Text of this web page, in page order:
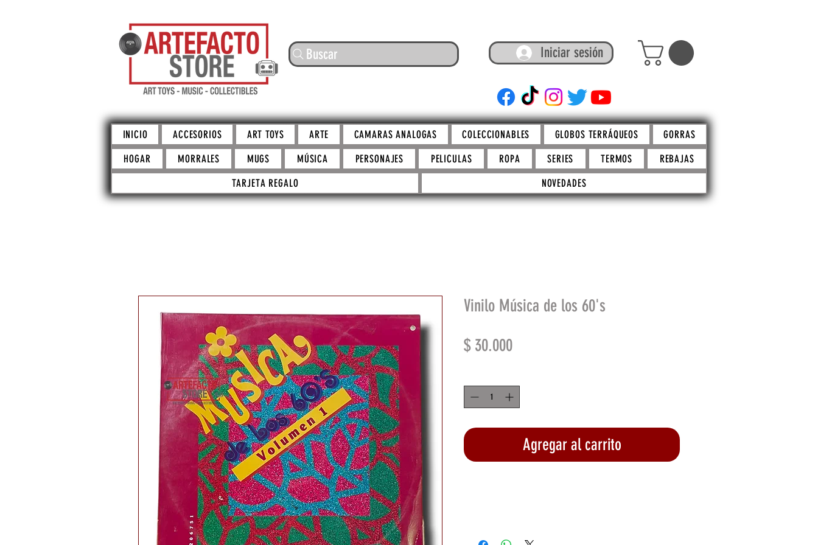
Buscar Iniciar sesión
ARTEFACTO STORE
INICIO ACCESORIOS ART TOYS ARTE CAMARAS ANALOGAS COLECCIONABLES GLOBOS TERRÁQUEOS
GORRAS
HOGAR
MORRALES MUGS MÚSICA PERSONAJES PELICULAS ROPA SERIES TERMOS
REBAJAS
TARJETA REGALO
NOVEDADES
Vinilo Música de los 60's
$ 30.000Precio
Agregar al carrito